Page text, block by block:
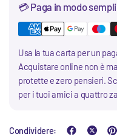
💳 Paga in modo
Usa la tua carta per un
Acquistare online non è
protette e zero pensieri.
per i tuoi amici a quattro
Condividere: